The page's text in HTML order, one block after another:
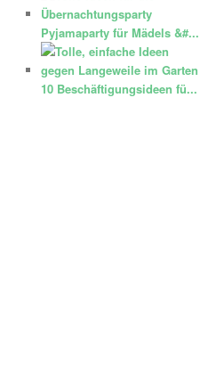
Pyjamaparty für Mädels &#...
10 Beschäftigungsideen fü...